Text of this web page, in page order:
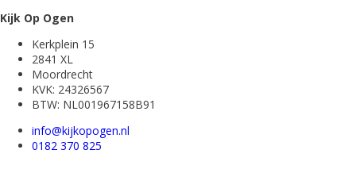
Kijk Op Ogen
Kerkplein 15
2841 XL
Moordrecht
KVK: 24326567
BTW: NL001967158B91
info@kijkopogen.nl
0182 370 825